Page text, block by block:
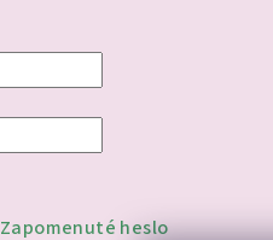
Zapomenuté heslo